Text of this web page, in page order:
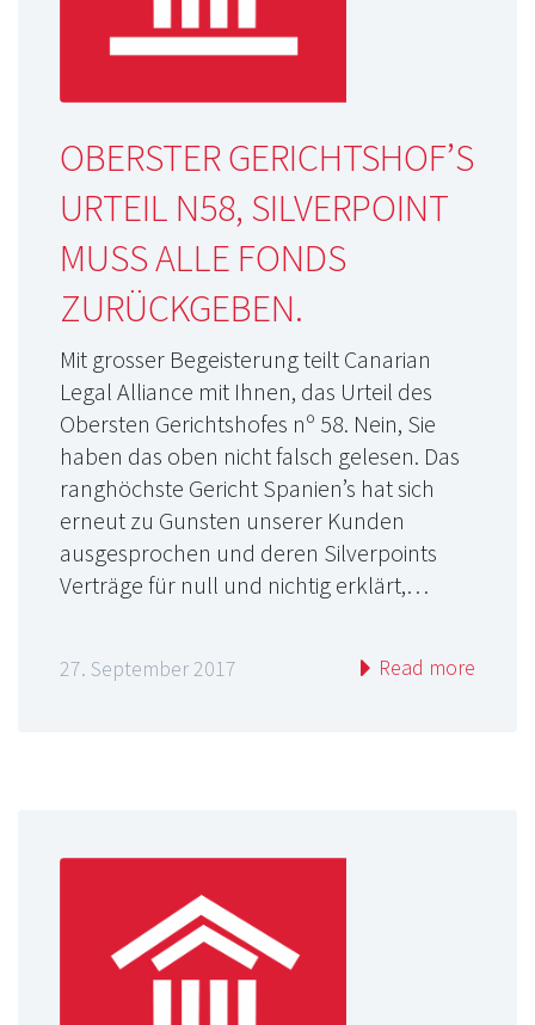
OBERSTER GERICHTSHOF’S
URTEIL N58, SILVERPOINT
MUSS ALLE FONDS
ZURÜCKGEBEN.
Mit grosser Begeisterung teilt Canarian
Legal Alliance mit Ihnen, das Urteil des
Obersten Gerichtshofes nº 58. Nein, Sie
haben das oben nicht falsch gelesen. Das
ranghöchste Gericht Spanien’s hat sich
erneut zu Gunsten unserer Kunden
ausgesprochen und deren Silverpoints
Verträge für null und nichtig erklärt,…
27. September 2017 Read more